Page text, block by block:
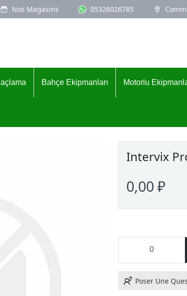
Nos Magasins 05326026785
İlaçlama Bahçe Ekipmanları Motorlu
Intervix
0,00 ₽
Poser Une